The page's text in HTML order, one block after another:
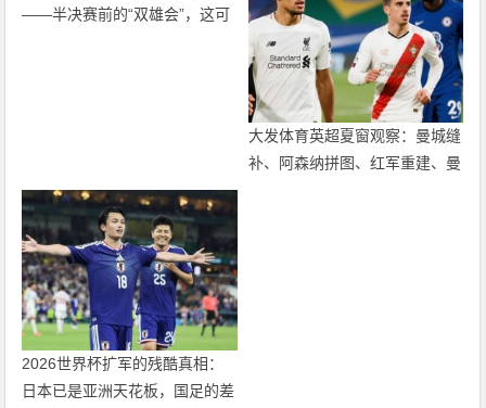
——半决赛前的“双雄会”，这可
大发体育英超夏窗观察：曼城缝
补、阿森纳拼图、红军重建、曼
2026世界杯扩军的残酷真相：
日本已是亚洲天花板，国足的差